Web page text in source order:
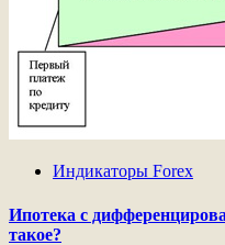
Индикаторы Forex
Ипотека с
такое?